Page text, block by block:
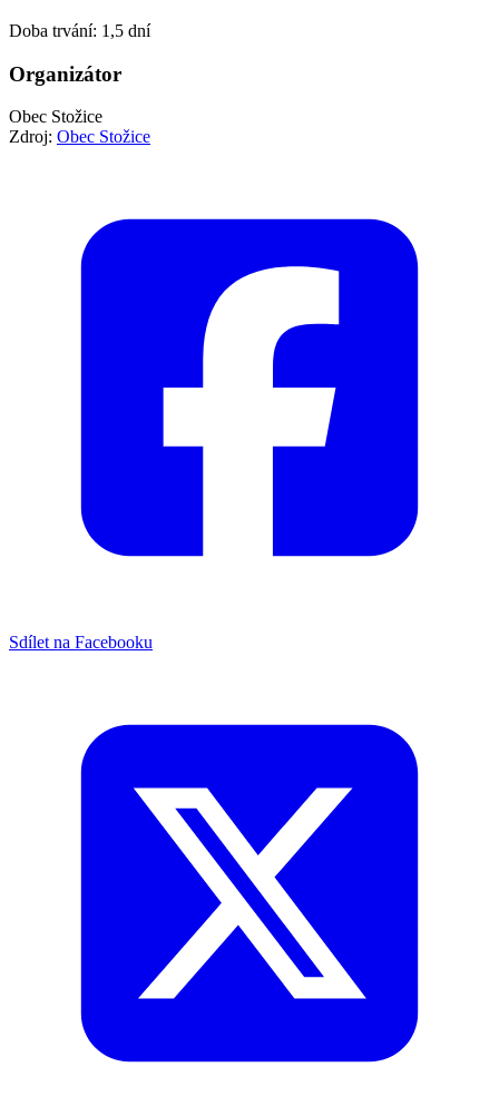
Doba trvání: 1,5 dní
Organizátor
Obec Stožice
Zdroj: Obec Stožice
Sdílet na Facebooku